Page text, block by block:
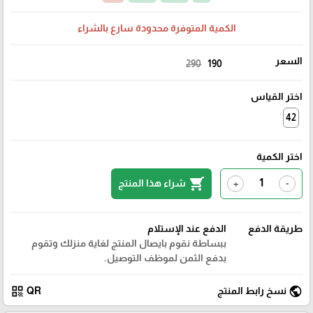
الكمية المتوفرة محدودة سارع بالشراء
السعر 290 190
اختر القياس
42
اختر الكمية
-
+
shopping_cart شراء هذا المنتج
طريقة الدفع
الدفع عند الإستلام
ببساطة نقوم بايصال المنتج لغاية منزلك وتقوم
بدفع الثمن لموظف التوصيل.
public نسخ رابط المنتج QR
qr_code